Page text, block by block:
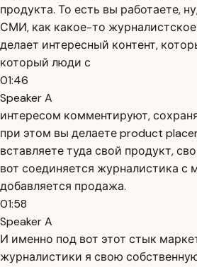
продукта. То есть вы работаете,
СМИ, как какое-то
делает интересный контент,
который люди с
01:46
Speaker A
интересом комментируют,
при этом вы делаете product
вставляете туда свой продукт,
вот соединяется журналистика с
добавляется продажа.
01:58
Speaker A
И именно под вот этот стык
журналистики я свою